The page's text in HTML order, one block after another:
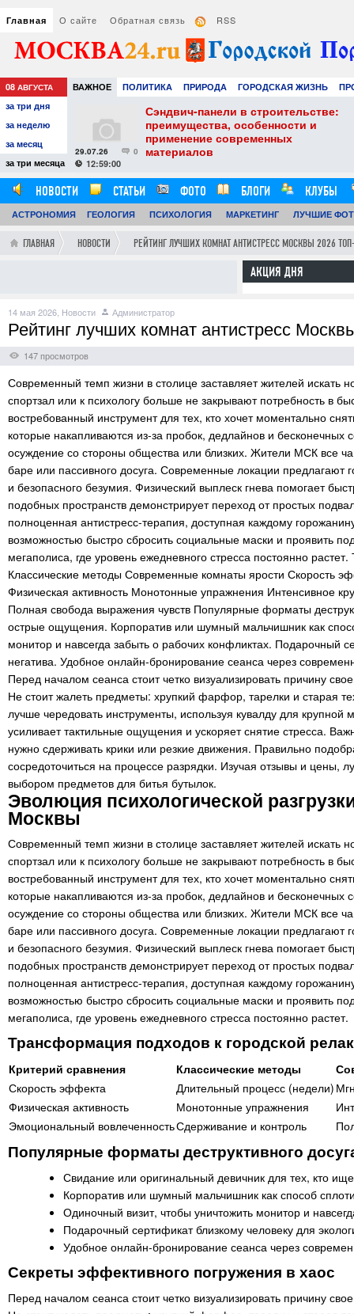
Главная О сайте Обратная связь RSS
08 АВГУСТА ВАЖНОЕ ПОЛИТИКА ПРИРОДА ГОРОДСКАЯ ЖИЗНЬ
ТЕХНОЛОГИИ
за три дня
за неделю
за месяц
за три месяца
советы для
0
29.07.26
12:59:00
Сэндвич-панели в строительстве:
преимущества, особенности и
применение современных
материалов
НОВОСТИ СТАТЬИ ФОТО БЛОГИ
КЛУБЫ
ОБЗОРЫ
ВИДЕОРЕПОРТАЖИ
АСТРОНОМИЯ ГЕОЛОГИЯ ПСИХОЛОГИЯ МАРКЕТИНГ ЛУЧШИЕ
ГЛАВНАЯ НОВОСТИ РЕЙТИНГ ЛУЧШИХ КОМНАТ АНТИСТРЕСС МОСКВЫ 2026
АКЦИЯ ДНЯ
14 мая 2026, Новости Администратор
Рейтинг лучших комнат антистресс
147 просмотров
Современный темп жизни в столице заставляет жителей
спортзал или к психологу больше не закрывают потребность в
востребованный инструмент для тех, кто хочет моментально
которые накапливаются из-за пробок, дедлайнов и
осуждение со стороны общества или близких. Жители МСК все
баре или пассивного досуга. Современные локации предлагают
и безопасного безумия. Физический выплеск гнева помогает
подобных пространств демонстрирует переход от простых
полноценная антистресс-терапия, доступная каждому
возможностью быстро сбросить социальные маски и проявить
мегаполиса, где уровень ежедневного стресса постоянно
Классические методы Современные комнаты ярости Скорость
Физическая активность Монотонные упражнения Интенсивное
Полная свобода выражения чувств Популярные форматы
острые ощущения. Корпоратив или шумный мальчишник как
монитор и навсегда забыть о рабочих конфликтах. Подарочный
негатива. Удобное онлайн-бронирование сеанса через
Перед началом сеанса стоит четко визуализировать причину
Не стоит жалеть предметы: хрупкий фарфор, тарелки и старая
лучше чередовать инструменты, используя кувалду для
усиливает тактильные ощущения и ускоряет снятие стресса.
нужно сдерживать крики или резкие движения. Правильно
сосредоточиться на процессе разрядки. Изучая отзывы и
выбором предметов для битья бутылок.
Эволюция психологической
Москвы
Современный темп жизни в столице заставляет жителей
спортзал или к психологу больше не закрывают потребность в
востребованный инструмент для тех, кто хочет моментально
которые накапливаются из-за пробок, дедлайнов и
осуждение со стороны общества или близких. Жители МСК все
баре или пассивного досуга. Современные локации предлагают
и безопасного безумия. Физический выплеск гнева помогает
подобных пространств демонстрирует переход от простых
полноценная антистресс-терапия, доступная каждому
возможностью быстро сбросить социальные маски и проявить
мегаполиса, где уровень ежедневного стресса постоянно растет.
Трансформация подходов к городской
Критерий сравнения Классические методы
Скорость эффекта
Длительный процесс (недели)
Физическая активность
Монотонные упражнения
Эмоциональный вовлеченностьСдерживание и контроль
Популярные форматы деструктивного
Свидание или оригинальный девичник для тех, кто
Корпоратив или шумный мальчишник как способ
Одиночный визит, чтобы уничтожить монитор и
Подарочный сертификат близкому человеку для
Удобное онлайн-бронирование сеанса через
Секреты эффективного погружения в хаос
Перед началом сеанса стоит четко визуализировать причину